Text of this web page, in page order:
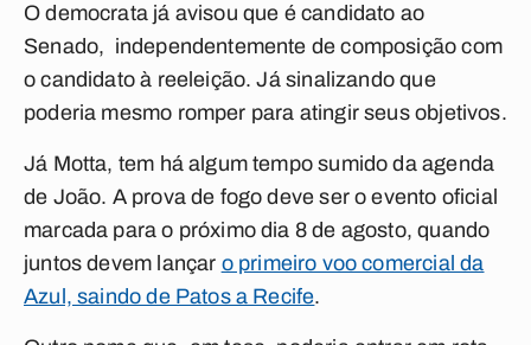
O democrata já avisou que é candidato ao
Senado, independentemente de composição com
o candidato à reeleição. Já sinalizando que
poderia mesmo romper para atingir seus objetivos.
Já Motta, tem há algum tempo sumido da agenda
de João. A prova de fogo deve ser o evento oficial
marcada para o próximo dia 8 de agosto, quando
juntos devem lançar o primeiro voo comercial da
Azul, saindo de Patos a Recife.